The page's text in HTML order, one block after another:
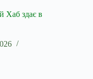
Хаб здає в